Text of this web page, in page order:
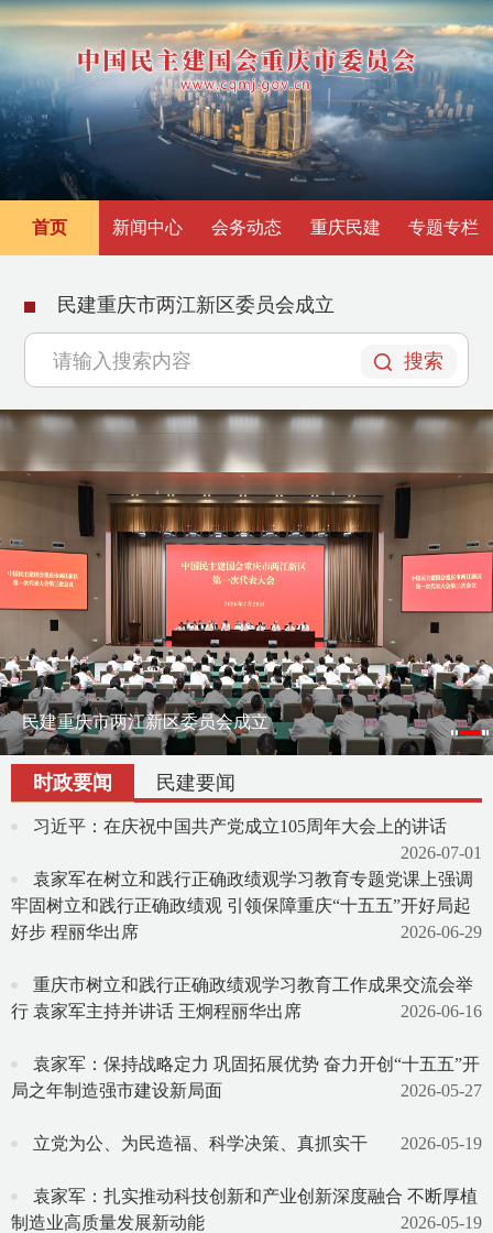
首页 新闻中心 会务动态 重庆民建 专题专栏
民建重庆市两江新区委员会成立
搜索
刘伟率课题组赴宁夏调研地方组织会员发展
渝滇民建书画院在昆明举办交流笔会
刘伟赴云南作会史宣讲报告
民建重庆市两江新区委员会成立
时政要闻 民建要闻
习近平：在庆祝中国共产党成立105周年大会上的讲话
2026-07-01
袁家军在树立和践行正确政绩观学习教育专题党课上强调
牢固树立和践行正确政绩观 引领保障重庆“十五五”开好局起
好步 程丽华出席
2026-06-29
重庆市树立和践行正确政绩观学习教育工作成果交流会举
行 袁家军主持并讲话 王炯程丽华出席
2026-06-16
袁家军：保持战略定力 巩固拓展优势 奋力开创“十五五”开
局之年制造强市建设新局面
2026-05-27
立党为公、为民造福、科学决策、真抓实干 2026-05-19
袁家军：扎实推动科技创新和产业创新深度融合 不断厚植
制造业高质量发展新动能
2026-05-19